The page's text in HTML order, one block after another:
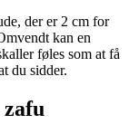
der er 2 cm for
kan en
føles som at få
du sidder.